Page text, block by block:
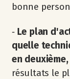
bonne
‐ Le plan
quelle
en
résultats le